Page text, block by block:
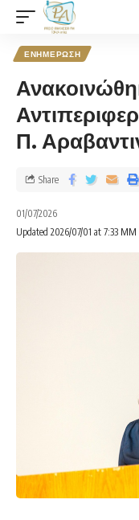
ΕΝΗΜΕΡΩΣΗ
Π.
01/07/2026
Updated 2026/07/01 at 7:33 ΜΜ
Share